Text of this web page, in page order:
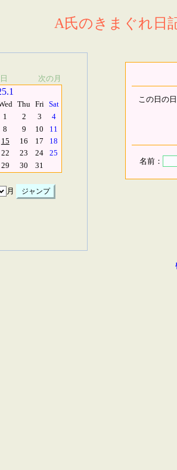
A氏のきまぐれ日
次の月
Thu Fri Sat
1
2 3
4
8 9 10
11
15 16 17
18
22 23 24
25
29 30 31
月
この日の
名前：